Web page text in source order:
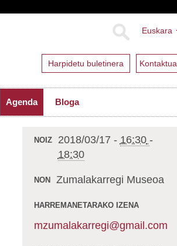
Euskara
Harpidetu buletinera Kontaktua
Agenda Bloga
NOIZ 2018/03/17 - 16:30 -
18:30
NON Zumalakarregi Museoa
HARREMANETARAKO IZENA
mzumalakarregi@gmail.com